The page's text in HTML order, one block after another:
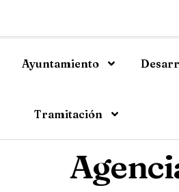
Ayuntamiento
Tramitación